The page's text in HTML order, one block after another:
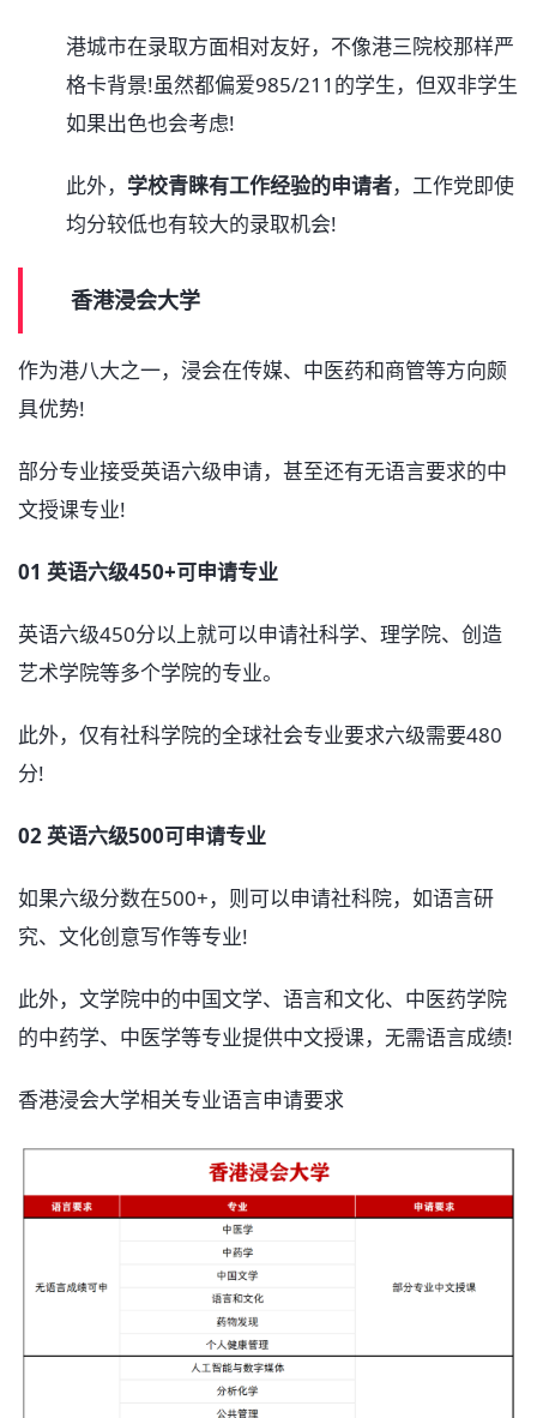
港城市在录取方面相对友好，不像港三院校那样严
格卡背景!虽然都偏爱985/211的学生，但双非学生
如果出色也会考虑!
此外， 学校青睐有工作经验的申请者，工作党即使
均分较低也有较大的录取机会!
香港浸会大学
作为港八大之一，浸会在传媒、中医药和商管等方向颇
具优势!
部分专业接受英语六级申请，甚至还有无语言要求的中
文授课专业!
01 英语六级450+可申请专业
英语六级450分以上就可以申请社科学、理学院、创造
艺术学院等多个学院的专业。
此外，仅有社科学院的全球社会专业要求六级需要480
分!
02 英语六级500可申请专业
如果六级分数在500+，则可以申请社科院，如语言研
究、文化创意写作等专业!
此外，文学院中的中国文学、语言和文化、中医药学院
的中药学、中医学等专业提供中文授课，无需语言成绩!
香港浸会大学相关专业语言申请要求